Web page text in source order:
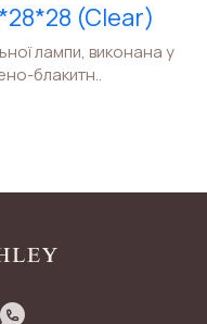
(Clear)
лампи, виконана у
блакитн..